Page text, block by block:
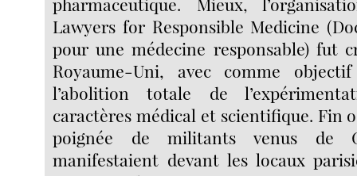
Lawyers for Responsible Medicine
pour une médecine responsable) fut
Royaume-Uni, avec comme
l’abolition totale de
caractères médical et scientifique. Fin
poignée de militants venus de
manifestaient devant les locaux